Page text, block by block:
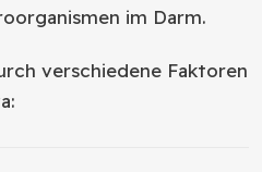
im Darm.
verschiedene Faktoren